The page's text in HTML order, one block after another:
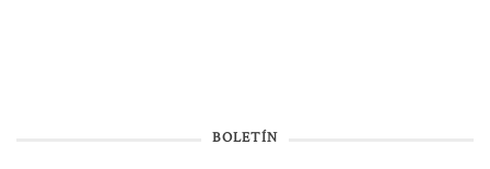
BOLETÍN